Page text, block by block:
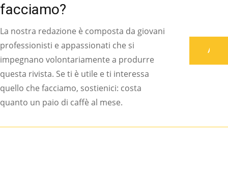
facciamo?
La nostra redazione è composta da giovani
professionisti e appassionati che si
impegnano volontariamente a produrre
questa rivista. Se ti è utile e ti interessa
quello che facciamo, sostienici: costa
quanto un paio di caffè al mese.